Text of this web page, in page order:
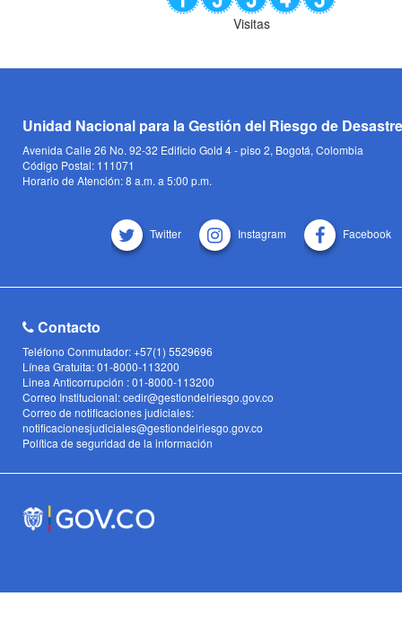
Visitas
Unidad Nacional para la Gestión del Riesgo de
Avenida Calle 26 No. 92-32 Edificio Gold 4 - piso 2, Bogotá, Colombia
Código Postal: 111071
Horario de Atención: 8 a.m. a 5:00 p.m.
Twitter Instagram Facebook
Contacto
Teléfono Conmutador: +57(1) 5529696
Línea Gratuita: 01-8000-113200
Linea Anticorrupción : 01-8000-113200
Correo Institucional: cedir@gestiondelriesgo.gov.co
Correo de notificaciones judiciales:
notificacionesjudiciales@gestiondelriesgo.gov.co
Política de seguridad de la información